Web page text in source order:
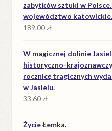
zabytków sztuki w
województwo
189.00zł
W magicznej dolinie
historyczno-
rocznicę tragicznych
w Jasielu.
33.60zł
Życie Łemka.